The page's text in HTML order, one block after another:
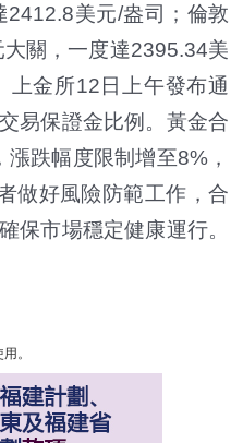
2412.8美元/盎司；倫敦
關，一度達2395.34美
上金所12日上午發布通
易保證金比例。黃金合
跌幅度限制增至8%，
做好風險防範工作，合
保市場穩定健康運行。
。